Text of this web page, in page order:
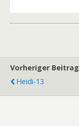
Vorheriger Beitrag
Heidi-13